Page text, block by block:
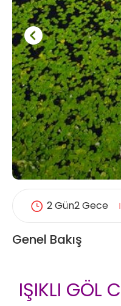
2 Gün2 Gece
Genel Bakış
IŞIKLI GÖL